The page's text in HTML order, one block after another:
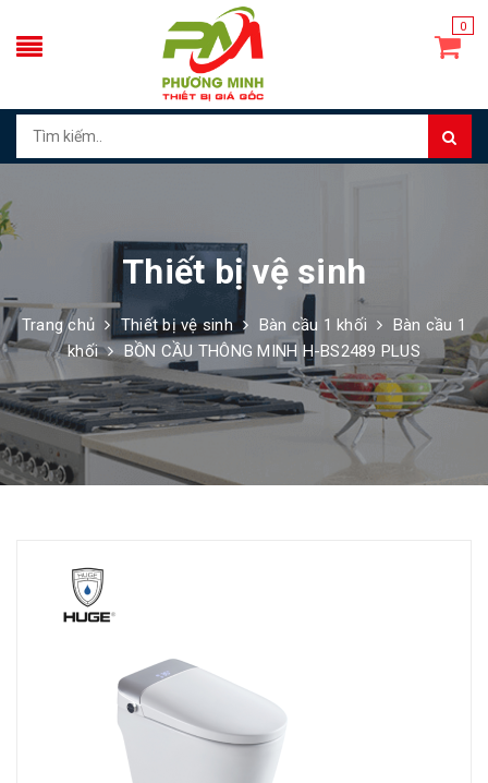
0
Thiết bị vệ sinh
Trang chủ Thiết bị vệ sinh Bàn cầu 1 khối
Bàn cầu 1
khối
BỒN CẦU THÔNG MINH H-BS2489 PLUS